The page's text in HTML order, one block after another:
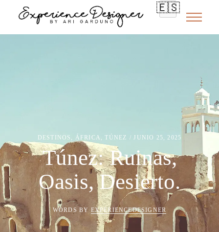
🇪🇸
DESTINOS , ÁFRICA ,TÚNEZ JUNIO 25, 2025
Túnez: Ruinas,
Oasis, Desierto.
WORDS BY EXPERIENCEDESIGNER